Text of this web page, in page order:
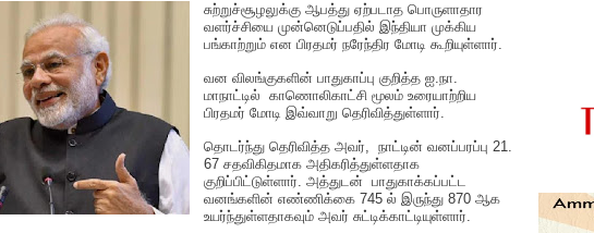
சுற்றுச்சூழலுக்கு ஆபத்து ஏற்படாத பொருளாதார
வளர்ச்சியை முன்னெடுப்பதில் இந்தியா முக்கிய
பங்காற்றும் என பிரதமர் நரேந்திர மோடி கூறியுள்ளார்.
வன விலங்குகளின் பாதுகாப்பு குறித்த ஐ.நா.
மாநாட்டில் காணொலிகாட்சி மூலம் உரையாற்றிய
பிரதமர் மோடி இவ்வாறு தெரிவித்துள்ளார்.
தொடர்ந்து தெரிவித்த அவர், நாட்டின் வனப்பரப்பு 21.
67 சதவிகிதமாக அதிகரித்துள்ளதாக
குறிப்பிட்டுள்ளார். அத்துடன் பாதுகாக்கப்பட்ட
வனங்களின் எண்ணிக்கை 745 ல் இருந்து 870 ஆக
உயர்ந்துள்ளதாகவும் அவர் சுட்டிக்காட்டியுள்ளார்.